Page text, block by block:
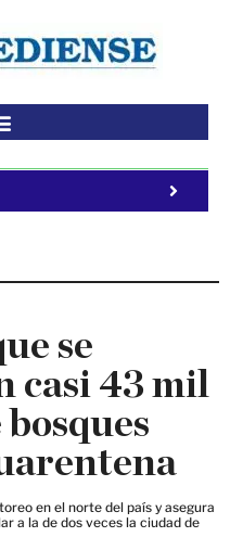
se
casi 43 mil
en el norte del país y asegura
a la de dos veces la ciudad de